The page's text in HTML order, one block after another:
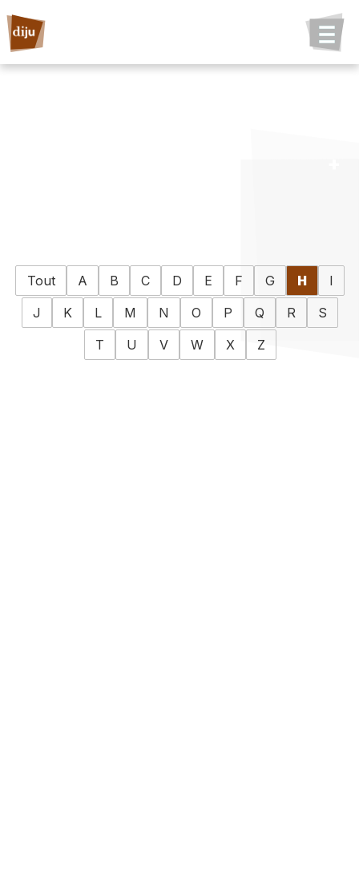
Tout A B C D E F G H
I
J
K L M N O P Q R
S
T
U V W X Z